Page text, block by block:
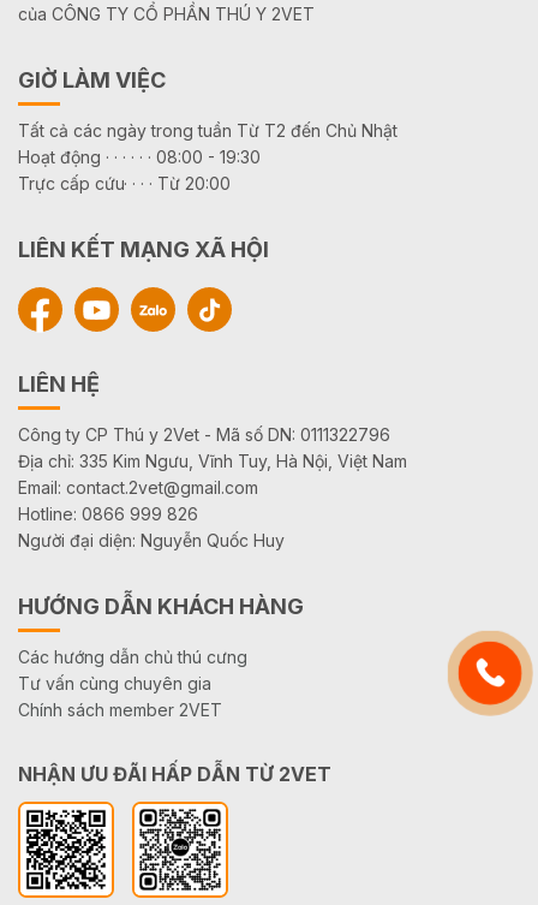
của CÔNG TY CỔ PHẦN THÚ Y 2VET
GIỜ LÀM VIỆC
Tất cả các ngày trong tuần Từ T2 đến Chủ Nhật
Hoạt động · · · · · · 08:00 - 19:30
Trực cấp cứu· · · · Từ 20:00
LIÊN KẾT MẠNG XÃ HỘI
LIÊN HỆ
Công ty CP Thú y 2Vet - Mã số DN: 0111322796
Địa chỉ: 335 Kim Ngưu, Vĩnh Tuy, Hà Nội, Việt Nam
Email: contact.2vet@gmail.com
Hotline: 0866 999 826
Người đại diện: Nguyễn Quốc Huy
HƯỚNG DẪN KHÁCH HÀNG
Các hướng dẫn chủ thú cưng
Tư vấn cùng chuyên gia
Chính sách member 2VET
NHẬN ƯU ĐÃI HẤP DẪN TỪ 2VET